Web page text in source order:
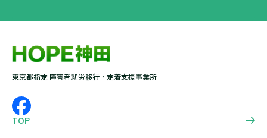
東京都指定 障害者就労移行・定着支援事業所
TOP